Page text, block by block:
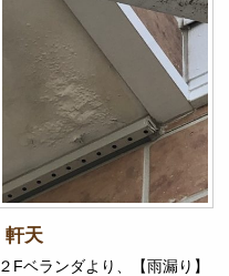
軒天
２Fベランダより、【雨漏り】